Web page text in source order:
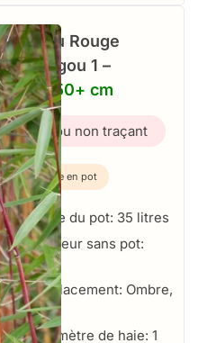
Bambou Rouge
Jiuzhaigou 1 –
35L – 150+ cm
Bambou non traçant
Plante en pot
Taille du pot: 35 litres
Hauteur sans pot:
150+ cm
Emplacement: Ombre,
Soleil
Par mètre de haie: 1